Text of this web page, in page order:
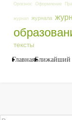
Оргвзнос Оформление
журнал журнала
тексты
ГлавнаяБлижайший